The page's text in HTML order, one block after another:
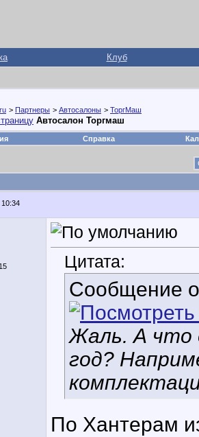
Клуб
> Партнеры > Автосалоны > ТоргМаш
Автосалон Торгмаш
Справка
10:34
Цитата:
Сообщение
Жаль. А что
год?
По Хантерам